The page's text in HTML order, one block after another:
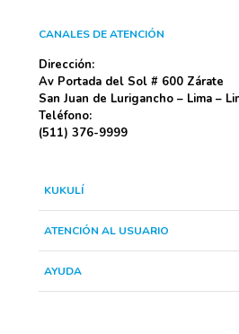
CANALES DE ATENCIÓN
Dirección:
Av Portada del Sol # 600 Zárate
San Juan de Lurigancho – Lima –
Teléfono:
(511) 376-9999
KUKULÍ
ATENCIÓN AL USUARIO
AYUDA